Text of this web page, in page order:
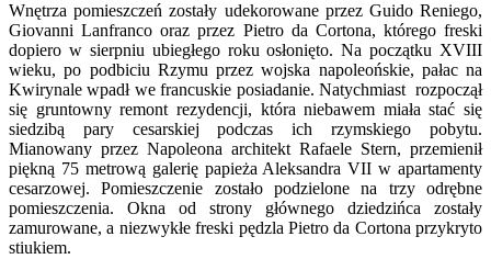
Wnętrza pomieszczeń zostały udekorowane przez Guido Reniego,
Giovanni Lanfranco oraz przez Pietro da Cortona, którego freski
dopiero w sierpniu ubiegłego roku osłonięto. Na początku XVIII
wieku, po podbiciu Rzymu przez wojska napoleońskie, pałac na
Kwirynale wpadł we francuskie posiadanie. Natychmiast rozpoczął
się gruntowny remont rezydencji, która niebawem miała stać się
siedzibą pary cesarskiej podczas ich rzymskiego pobytu.
Mianowany przez Napoleona architekt Rafaele Stern, przemienił
piękną 75 metrową galerię papieża Aleksandra VII w apartamenty
cesarzowej. Pomieszczenie zostało podzielone na trzy odrębne
pomieszczenia. Okna od strony głównego dziedzińca zostały
zamurowane, a niezwykłe freski pędzla Pietro da Cortona przykryto
stiukiem.